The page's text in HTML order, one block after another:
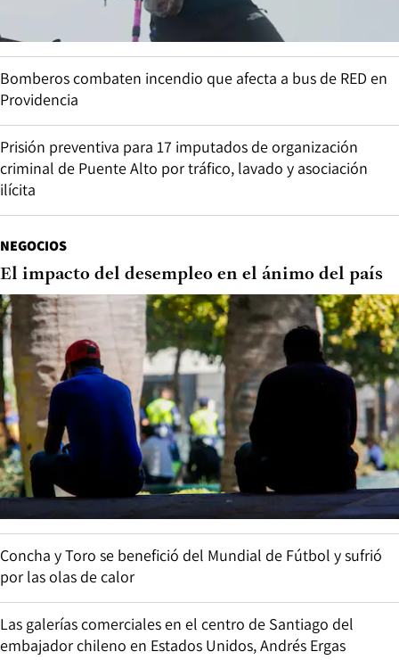
Bomberos combaten incendio que afecta a bus de RED en
Providencia
Prisión preventiva para 17 imputados de organización
criminal de Puente Alto por tráfico, lavado y asociación
ilícita
NEGOCIOS
El impacto del desempleo en el ánimo del país
Concha y Toro se benefició del Mundial de Fútbol y sufrió
por las olas de calor
Las galerías comerciales en el centro de Santiago del
embajador chileno en Estados Unidos, Andrés Ergas